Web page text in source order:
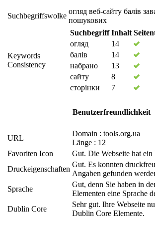
Suchbegriffswolke
огляд веб-сайту балів
пошукових
Keywords
Consistency
Suchbegriff Inhalt
огляд
14
балів
14
набрано
13
сайту
8
сторінки
7
Benutzerfreundlichkeit
URL
Domain : tools.org.ua
Länge : 12
Favoriten Icon
Gut. Die Webseite hat ein
Druckeigenschaften
Gut. Es konnten
Angaben gefunden
Sprache
Gut, denn Sie haben in
Elementen eine Sprache
Dublin Core
Sehr gut. Ihre Webseite
Dublin Core Elemente.